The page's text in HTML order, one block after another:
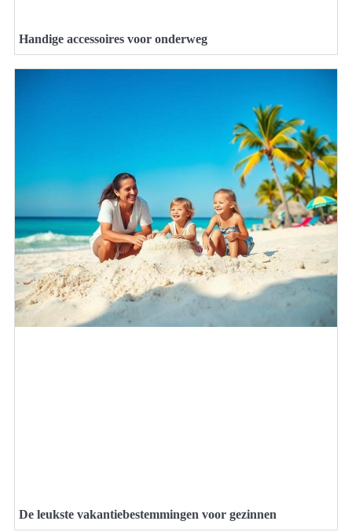
Handige accessoires voor onderweg
De leukste vakantiebestemmingen voor gezinnen